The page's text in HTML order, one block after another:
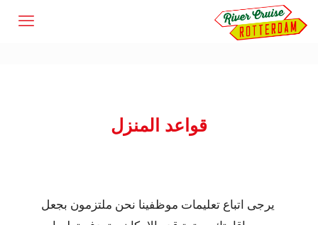
قواعد المنزل
يرجى اتباع تعليمات موظفينا نحن ملتزمون بجعل